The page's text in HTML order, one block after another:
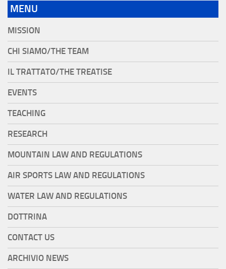
MENU
MISSION
CHI SIAMO/THE TEAM
IL TRATTATO/THE TREATISE
EVENTS
TEACHING
RESEARCH
MOUNTAIN LAW AND REGULATIONS
AIR SPORTS LAW AND REGULATIONS
WATER LAW AND REGULATIONS
DOTTRINA
CONTACT US
ARCHIVIO NEWS